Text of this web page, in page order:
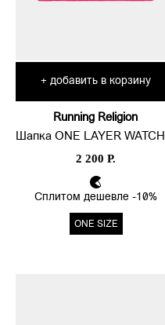
+ добавить в корзину
Running Religion
Шапка ONE LAYER WATCH LOGO
2 200 Р.
Сплитом дешевле -10%
ONE SIZE